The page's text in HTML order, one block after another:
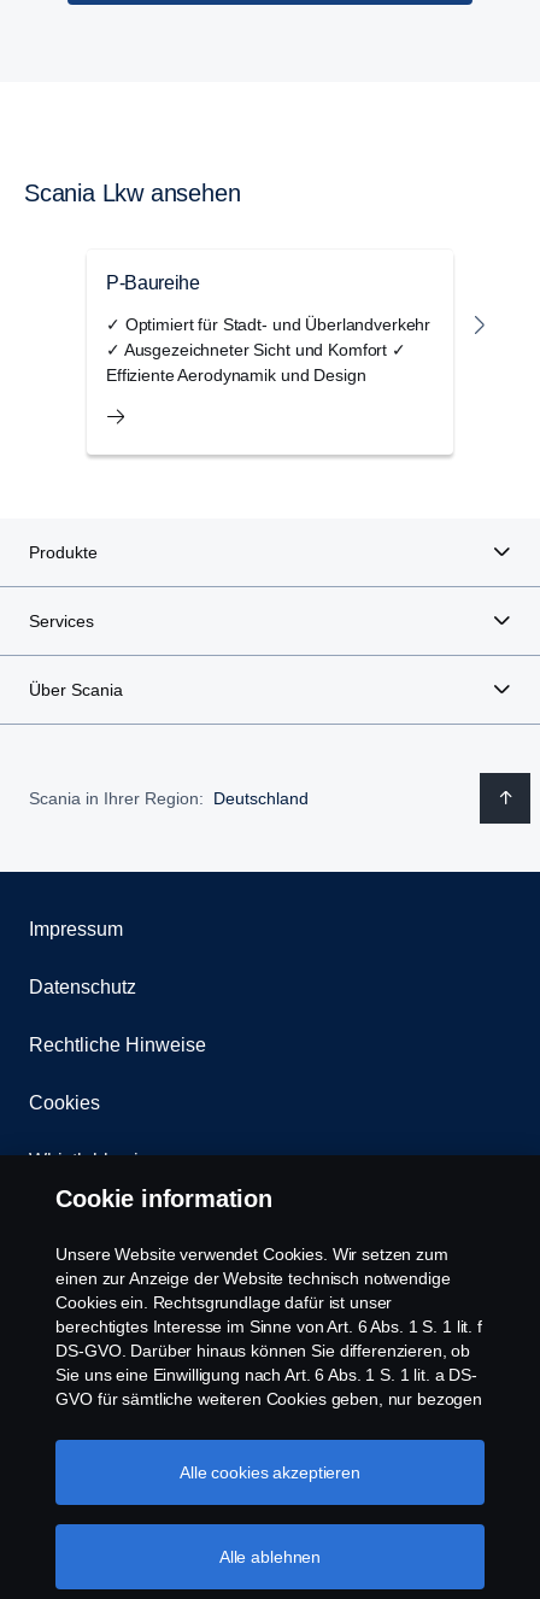
Scania Lkw ansehen
P-Baureihe
✓ Optimiert für Stadt- und Überlandverkehr
✓ Ausgezeichneter Sicht und Komfort ✓
Effiziente Aerodynamik und Design
Produkte
Services
Über Scania
Scania in Ihrer Region: Deutschland
Impressum
Datenschutz
Rechtliche Hinweise
Cookies
Whistleblowing
Newsletter
Scania Cookie Richtlinie
Scania Deutschland GmbH, August-Horch-Straße
10, 56070 Koblenz, Tel. +49 261 897 0, Fax +49
Cookie information
Unsere Website verwendet Cookies. Wir setzen zum
einen zur Anzeige der Website technisch notwendige
Cookies ein. Rechtsgrundlage dafür ist unser
berechtigtes Interesse im Sinne von Art. 6 Abs. 1 S. 1 lit. f
DS-GVO. Darüber hinaus können Sie differenzieren, ob
Sie uns eine Einwilligung nach Art. 6 Abs. 1 S. 1 lit. a DS-
GVO für sämtliche weiteren Cookies geben, nur bezogen
Diese Einwilligung ist freiwillig und kann jederzeit mit
Zukunftswirkung widerrufen werden. Unsere Anbieter
Angemessenheitsbeschlusses der Europäischen
Kommission im Sinne von Art. 45 Abs. 3 DS-GVO, worin
Alle ablehnen
Alle cookies akzeptieren